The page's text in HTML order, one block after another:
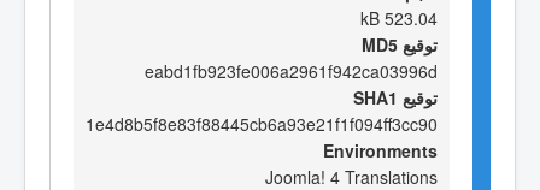
523.04 kB
توقيع MD5
eabd1fb923fe006a2961f942ca03996d
توقيع SHA1
1e4d8b5f8e83f88445cb6a93e21f1f094ff3cc90
Environments
Joomla! 4 Translations